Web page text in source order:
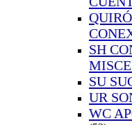
SH
SU
UR
WC